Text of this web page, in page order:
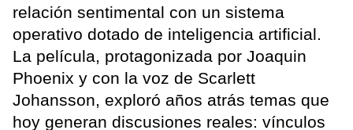
relación sentimental con un sistema
operativo dotado de inteligencia artificial.
La película, protagonizada por Joaquin
Phoenix y con la voz de Scarlett
Johansson, exploró años atrás temas que
hoy generan discusiones reales: vínculos